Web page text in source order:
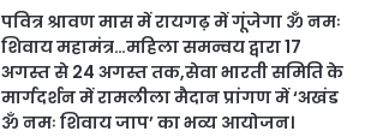
पवित्र श्रावण मास में रायगढ़ में गूंजेगा ॐ नमः
शिवाय महामंत्र…महिला समन्वय द्वारा 17
अगस्त से 24 अगस्त तक,सेवा भारती समिति के
मार्गदर्शन में रामलीला मैदान प्रांगण में ‘अखंड
ॐ नमः शिवाय जाप’ का भव्य आयोजन।